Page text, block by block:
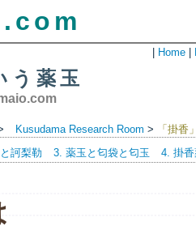
Home
う薬玉
Kusudama Research Room >
「掛香
訶梨勒 3. 薬玉と匂袋と匂玉 4. 掛